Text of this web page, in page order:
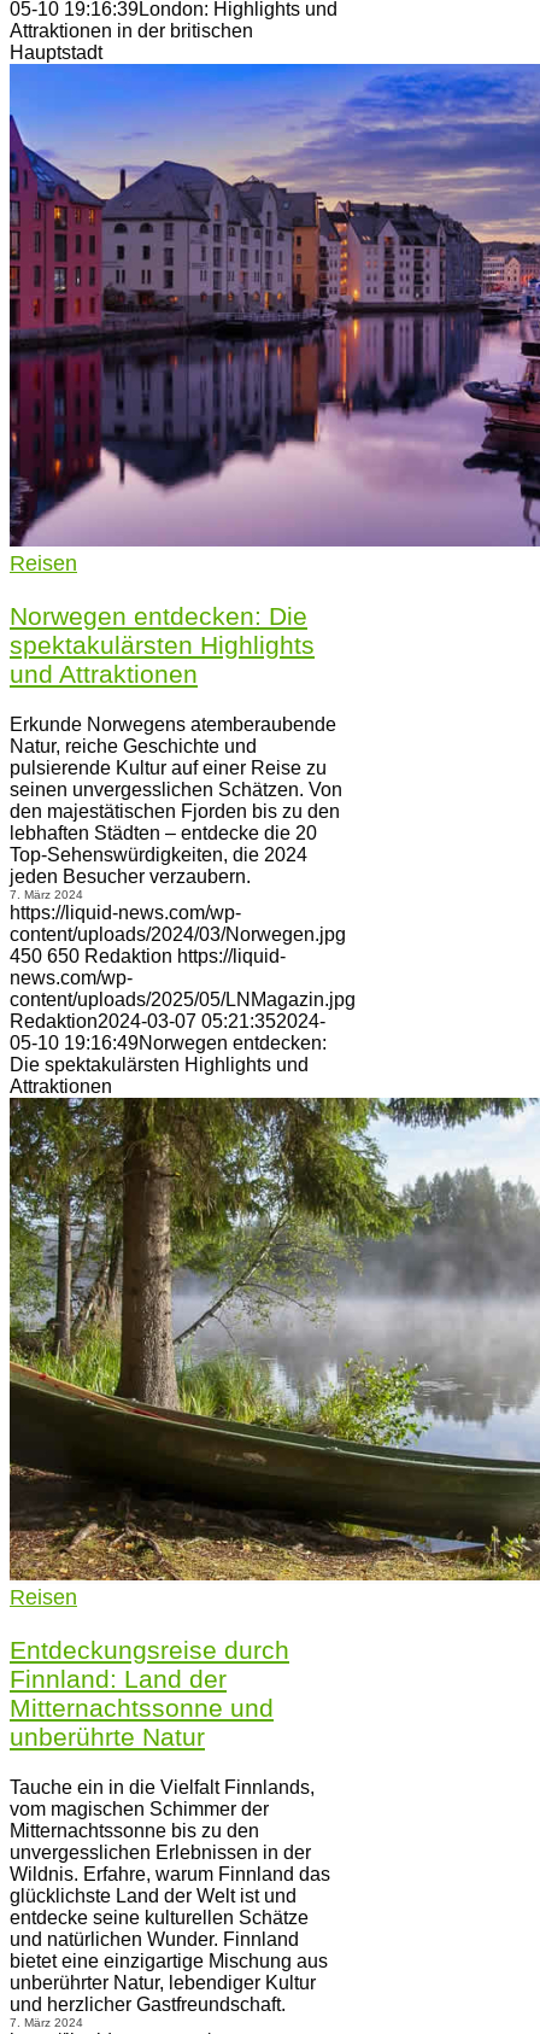
05-10 19:16:39London: Highlights und
Attraktionen in der britischen
Hauptstadt
Reisen
Norwegen entdecken: Die
spektakulärsten Highlights
und Attraktionen
Erkunde Norwegens atemberaubende
Natur, reiche Geschichte und
pulsierende Kultur auf einer Reise zu
seinen unvergesslichen Schätzen. Von
den majestätischen Fjorden bis zu den
lebhaften Städten – entdecke die 20
Top-Sehenswürdigkeiten, die 2024
jeden Besucher verzaubern.
7. März 2024
https://liquid-news.com/wp-
content/uploads/2024/03/Norwegen.jpg
450 650 Redaktion https://liquid-
news.com/wp-
content/uploads/2025/05/LNMagazin.jpg
Redaktion2024-03-07 05:21:352024-
05-10 19:16:49Norwegen entdecken:
Die spektakulärsten Highlights und
Attraktionen
Reisen
Entdeckungsreise durch
Finnland: Land der
Mitternachtssonne und
unberührte Natur
Tauche ein in die Vielfalt Finnlands,
vom magischen Schimmer der
Mitternachtssonne bis zu den
unvergesslichen Erlebnissen in der
Wildnis. Erfahre, warum Finnland das
glücklichste Land der Welt ist und
entdecke seine kulturellen Schätze
und natürlichen Wunder. Finnland
bietet eine einzigartige Mischung aus
unberührter Natur, lebendiger Kultur
und herzlicher Gastfreundschaft.
7. März 2024